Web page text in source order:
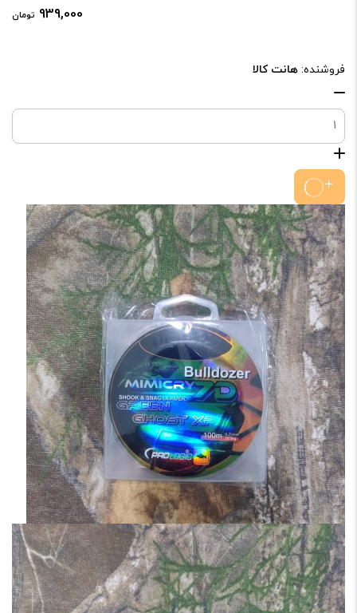
939,000 تومان
فروشنده: هانت کالا
نخ
ماهیگیری
کدوس
مدل
کارپ
مستر۰.۴۰
عدد